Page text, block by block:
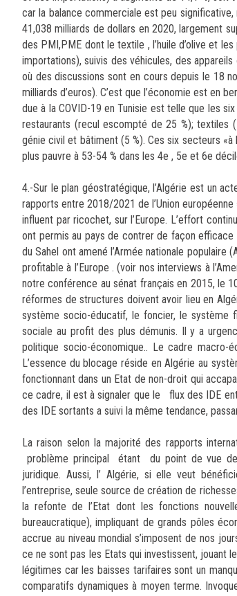
car la balance commerciale est peu
41,038 milliards de dollars en 2020, largement
des PMI,PME dont le textile , l’huile d’olive et
importations), suivis des véhicules, des
où des discussions sont en cours depuis le 18
milliards d’euros). C’est que l’économie est en
due à la COVID-19 en Tunisie est telle que les
restaurants (recul escompté de 25 %); textiles
génie civil et bâtiment (5 %). Ces six secteurs
plus pauvre à 53-54 % dans les 4e , 5e et 6e
4.-Sur le plan géostratégique, l’Algérie est un
rapports entre 2018/2021 de l’Union
influent par ricochet, sur l’Europe. L’effort
ont permis au pays de contrer de façon efficace
du Sahel ont amené l’Armée nationale
profitable à l’Europe . (voir nos interviews à
notre conférence au sénat français en 2015, le
réformes de structures doivent avoir lieu en
système socio-éducatif, le foncier, le système
sociale au profit des plus démunis. Il y a
politique socio-économique.. Le cadre
L’essence du blocage réside en Algérie au
fonctionnant dans un Etat de non-droit qui
ce cadre, il est à signaler que le flux des IDE
des IDE sortants a suivi la même tendance,
La raison selon la majorité des rapports
problème principal étant du point de vue
juridique. Aussi, l’ Algérie, si elle veut
l’entreprise, seule source de création de
la refonte de l’Etat dont les fonctions
bureaucratique), impliquant de grands pôles
accrue au niveau mondial s’imposent de nos
ce ne sont pas les Etats qui investissent, jouant
légitimes car les baisses tarifaires sont un
comparatifs dynamiques à moyen terme.